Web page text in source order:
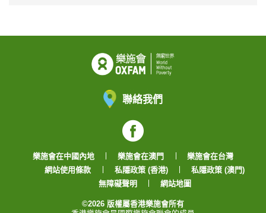
聯絡我們
Facebook
樂施會在中國內地 樂施會在澳門
樂施會在台灣
網站使用條款
私隱政策 (香港)
私隱政策 (澳門)
無障礙聲明
網站地圖
©2026 版權屬香港樂施會所有